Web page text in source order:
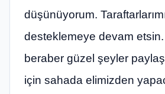
düşünüyorum.
desteklemeye devam etsin.
beraber güzel şeyler
için sahada elimizden